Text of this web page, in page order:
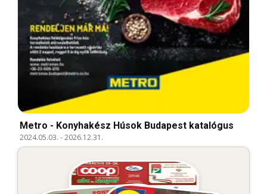
Metro - Konyhakész Húsok Budapest katalógus
2024.05.03. -2026.12.31.